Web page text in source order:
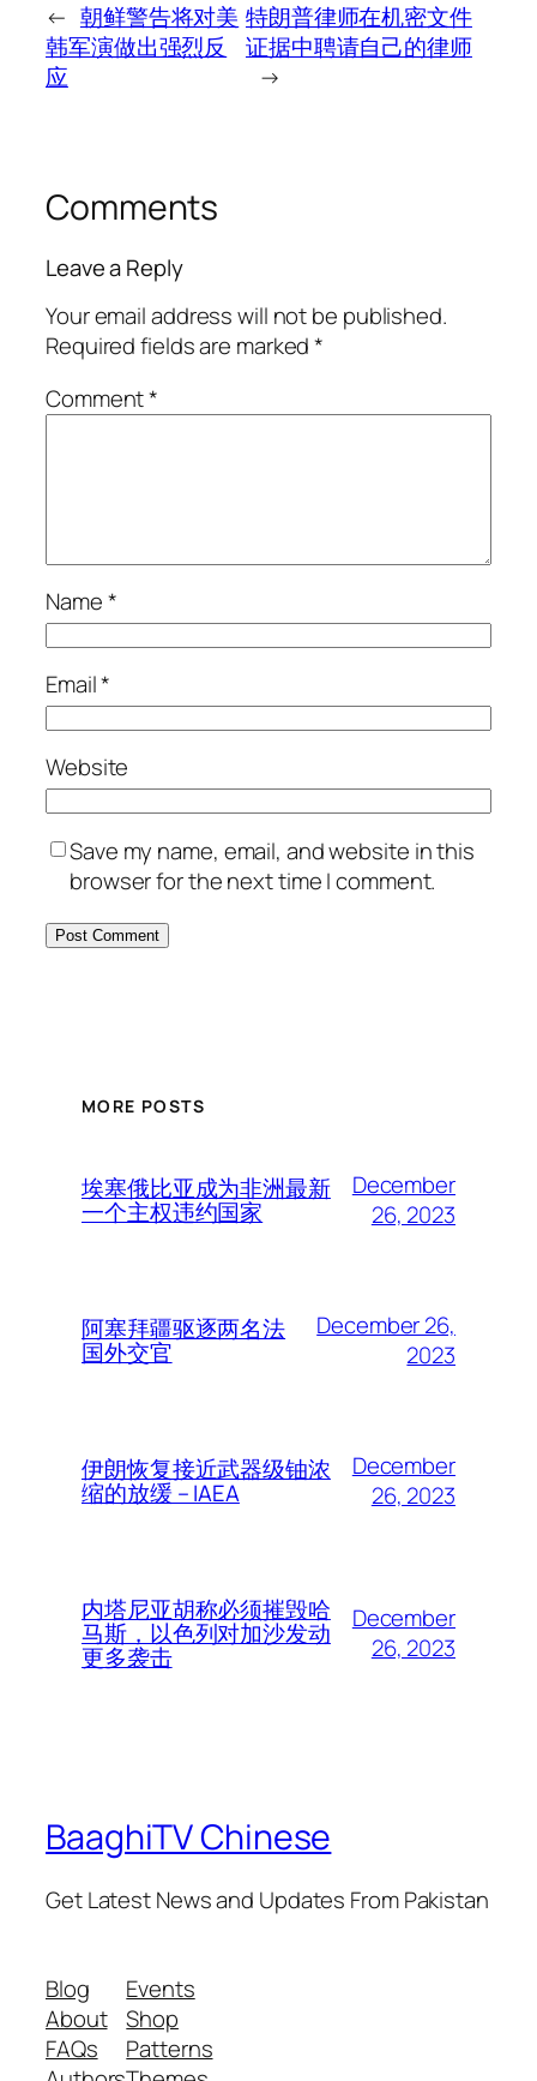
← 朝鲜警告将对美
韩军演做出强烈反
应
特朗普律师在机密文件
证据中聘请自己的律师
→
Comments
Leave a Reply
Your email address will not be published.
Required fields are marked*
Comment*
Name*
Email*
Website
Save my name, email, and website in this
browser for the next time I comment.
MORE POSTS
埃塞俄比亚成为非洲最新
一个主权违约国家
December
26, 2023
阿塞拜疆驱逐两名法
国外交官
December 26,
2023
伊朗恢复接近武器级铀浓
缩的放缓 – IAEA
December
26, 2023
内塔尼亚胡称必须摧毁哈
马斯，以色列对加沙发动
更多袭击
December
26, 2023
BaaghiTV Chinese
Get Latest News and Updates From Pakistan
Blog
About
FAQs
Events
Shop
Patterns